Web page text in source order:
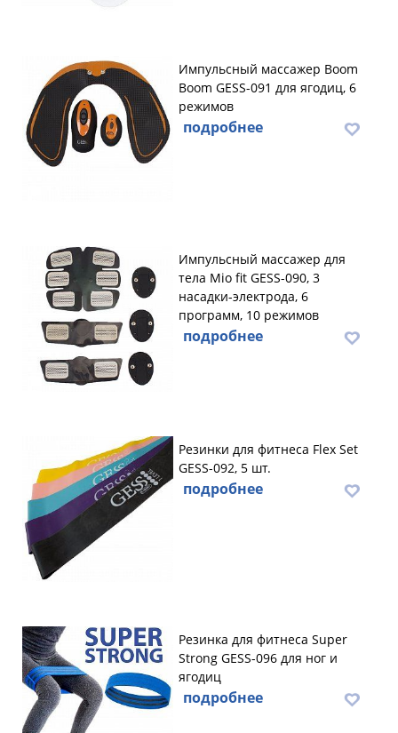
Импульсный массажер Boom
Boom GESS-091 для ягодиц, 6
режимов
подробнее
Импульсный массажер для
тела Mio fit GESS-090, 3
насадки-электрода, 6
программ, 10 режимов
подробнее
Резинки для фитнеса Flex Set
GESS-092, 5 шт.
подробнее
Резинка для фитнеса Super
Strong GESS-096 для ног и
ягодиц
подробнее